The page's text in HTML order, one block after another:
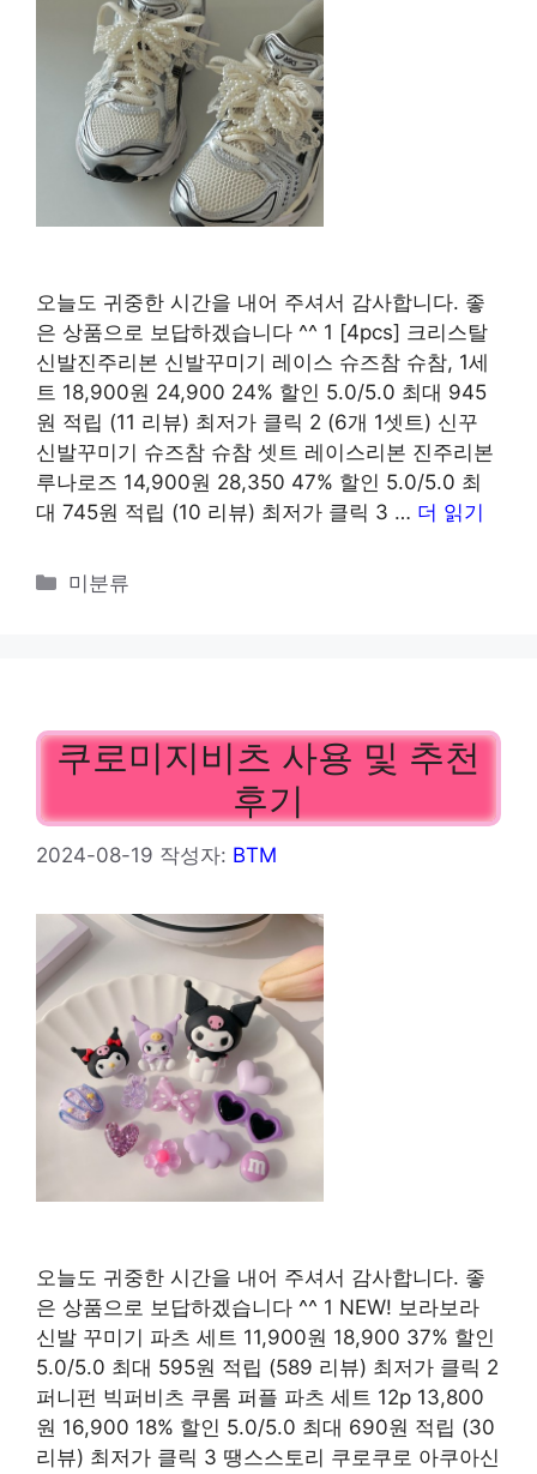
오늘도 귀중한 시간을 내어 주셔서 감사합니다. 좋
은 상품으로 보답하겠습니다 ^^ 1 [4pcs] 크리스탈
신발진주리본 신발꾸미기 레이스 슈즈참 슈참, 1세
트 18,900원 24,900 24% 할인 5.0/5.0 최대 945
원 적립 (11 리뷰) 최저가 클릭 2 (6개 1셋트) 신꾸
신발꾸미기 슈즈참 슈참 셋트 레이스리본 진주리본
루나로즈 14,900원 28,350 47% 할인 5.0/5.0 최
대 745원 적립 (10 리뷰) 최저가 클릭 3 … 더 읽기
카
미분류
쿠로미지비츠 사용 및 추천
후기
2024-08-19 작성자: BTM
오늘도 귀중한 시간을 내어 주셔서 감사합니다. 좋
은 상품으로 보답하겠습니다 ^^ 1 NEW! 보라보라
신발 꾸미기 파츠 세트 11,900원 18,900 37% 할인
5.0/5.0 최대 595원 적립 (589 리뷰) 최저가 클릭 2
퍼니펀 빅퍼비츠 쿠롬 퍼플 파츠 세트 12p 13,800
원 16,900 18% 할인 5.0/5.0 최대 690원 적립 (30
리뷰) 최저가 클릭 3 땡스스토리 쿠로쿠로 아쿠아신